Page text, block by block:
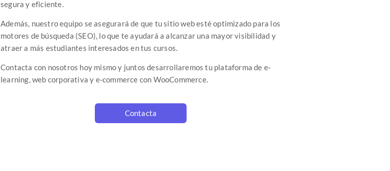
segura y eficiente.
Además, nuestro equipo se asegurará de que tu sitio web esté optimizado para los
motores de búsqueda (SEO), lo que te ayudará a alcanzar una mayor visibilidad y
atraer a más estudiantes interesados en tus cursos.
Contacta con nosotros hoy mismo y juntos desarrollaremos tu plataforma de e-
learning, web corporativa y e-commerce con WooCommerce.
Contacta